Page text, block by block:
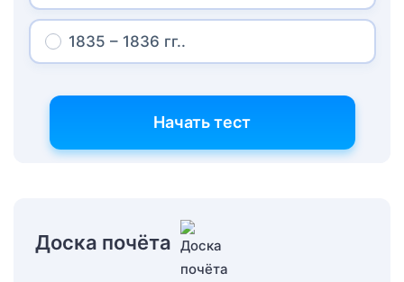
1835 – 1836 гг..
Начать тест
Доска почёта